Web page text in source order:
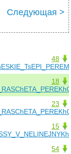
Следующая >
48
18
23
15
54